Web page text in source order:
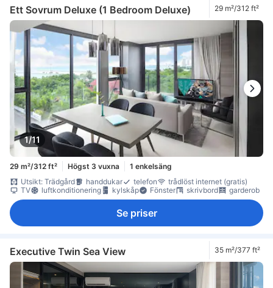
Ett Sovrum Deluxe (1 Bedroom Deluxe) 29 m²/312 ft²
1/11
29 m²/312 ft² Högst 3 vuxna
1 enkelsäng
Utsikt: Trädgård
handdukar telefon
trådlöst internet (gratis)
TV
luftkonditionering kylskåp Fönster skrivbord garderob
Se priser
Executive Twin Sea View 35 m²/377 ft²